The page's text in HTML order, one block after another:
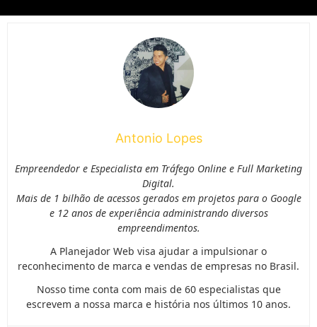
Antonio Lopes
Empreendedor e Especialista em Tráfego Online e Full Marketing
Digital.
Mais de 1 bilhão de acessos gerados em projetos para o Google
e 12 anos de experiência administrando diversos
empreendimentos.
A Planejador Web visa ajudar a impulsionar o
reconhecimento de marca e vendas de empresas no Brasil.
Nosso time conta com mais de 60 especialistas que
escrevem a nossa marca e história nos últimos 10 anos.